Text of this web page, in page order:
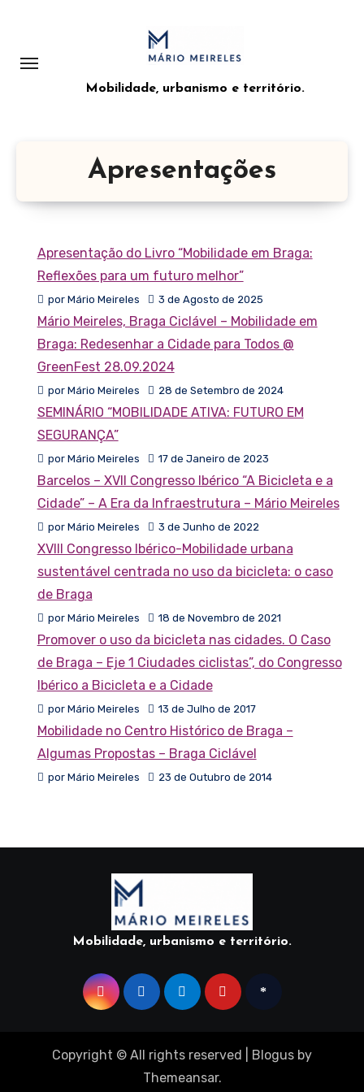
Mobilidade, urbanismo e território.
Apresentações
Apresentação do Livro “Mobilidade em Braga:
Reflexões para um futuro melhor”
por Mário Meireles 3 de Agosto de 2025
Mário Meireles, Braga Ciclável – Mobilidade em
Braga: Redesenhar a Cidade para Todos @
GreenFest 28.09.2024
por Mário Meireles 28 de Setembro de 2024
SEMINÁRIO “MOBILIDADE ATIVA: FUTURO EM
SEGURANÇA”
por Mário Meireles 17 de Janeiro de 2023
Barcelos – XVII Congresso Ibérico “A Bicicleta e a
Cidade” – A Era da Infraestrutura – Mário Meireles
por Mário Meireles 3 de Junho de 2022
XVIII Congresso Ibérico-Mobilidade urbana
sustentável centrada no uso da bicicleta: o caso
de Braga
por Mário Meireles 18 de Novembro de 2021
Promover o uso da bicicleta nas cidades. O Caso
de Braga – Eje 1 Ciudades ciclistas”, do Congresso
Ibérico a Bicicleta e a Cidade
por Mário Meireles 13 de Julho de 2017
Mobilidade no Centro Histórico de Braga –
Algumas Propostas – Braga Ciclável
por Mário Meireles 23 de Outubro de 2014
Mobilidade, urbanismo e território.
Copyright © All rights reserved Blogus by
Themeansar.